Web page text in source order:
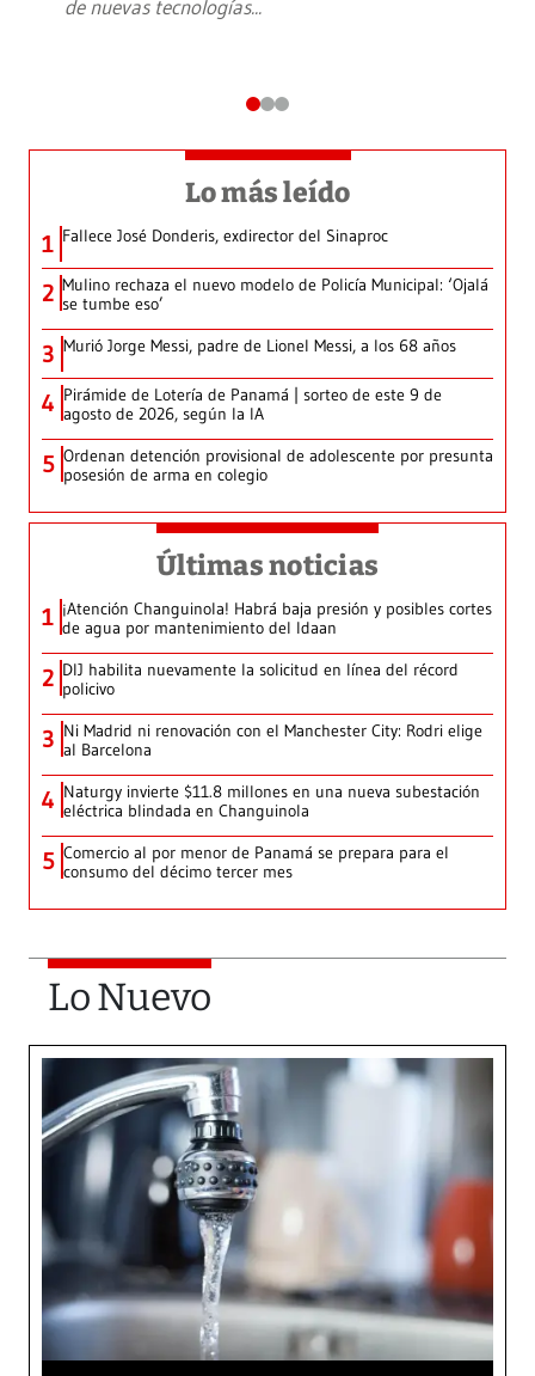
de nuevas tecnologías...
Lo más leído
1 Fallece José Donderis, exdirector del Sinaproc
2 Mulino rechaza el nuevo modelo de Policía Municipal: ‘Ojalá
se tumbe eso’
3 Murió Jorge Messi, padre de Lionel Messi, a los 68 años
4 Pirámide de Lotería de Panamá | sorteo de este 9 de
agosto de 2026, según la IA
5 Ordenan detención provisional de adolescente por presunta
posesión de arma en colegio
Últimas noticias
1 ¡Atención Changuinola! Habrá baja presión y posibles cortes
de agua por mantenimiento del Idaan
2 DIJ habilita nuevamente la solicitud en línea del récord
policivo
3 Ni Madrid ni renovación con el Manchester City: Rodri elige
al Barcelona
4 Naturgy invierte $11.8 millones en una nueva subestación
eléctrica blindada en Changuinola
5 Comercio al por menor de Panamá se prepara para el
consumo del décimo tercer mes
Lo Nuevo